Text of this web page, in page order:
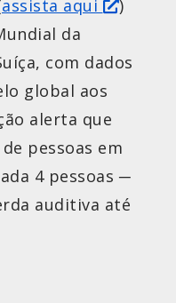
assista aqui
)
da
com dados
global aos
alerta que
de pessoas em
4 pessoas ─
auditiva até